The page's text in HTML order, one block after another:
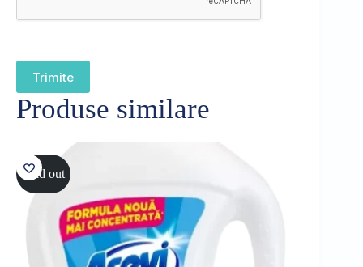
Trimite
Produse similare
Sold out